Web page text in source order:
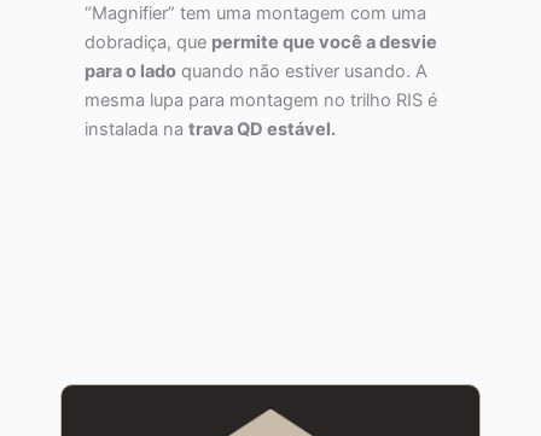
“Magnifier” tem uma montagem com uma
dobradiça, que permite que você a desvie
para o lado quando não estiver usando. A
mesma lupa para montagem no trilho RIS é
instalada na trava QD estável.